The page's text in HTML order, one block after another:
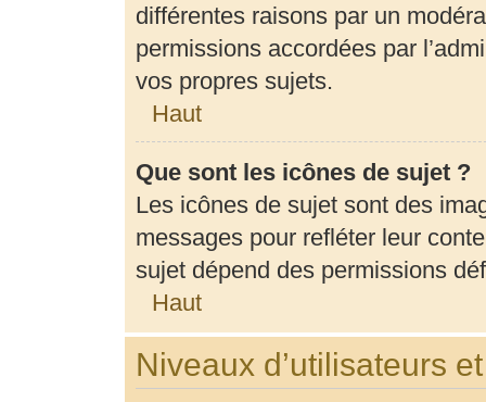
différentes raisons par un
permissions accordées par
vos propres sujets.
Haut
Que sont les icônes de sujet ?
Les icônes de sujet sont des
messages pour refléter leur
sujet dépend des permissions
Haut
Niveaux d’utilisateurs